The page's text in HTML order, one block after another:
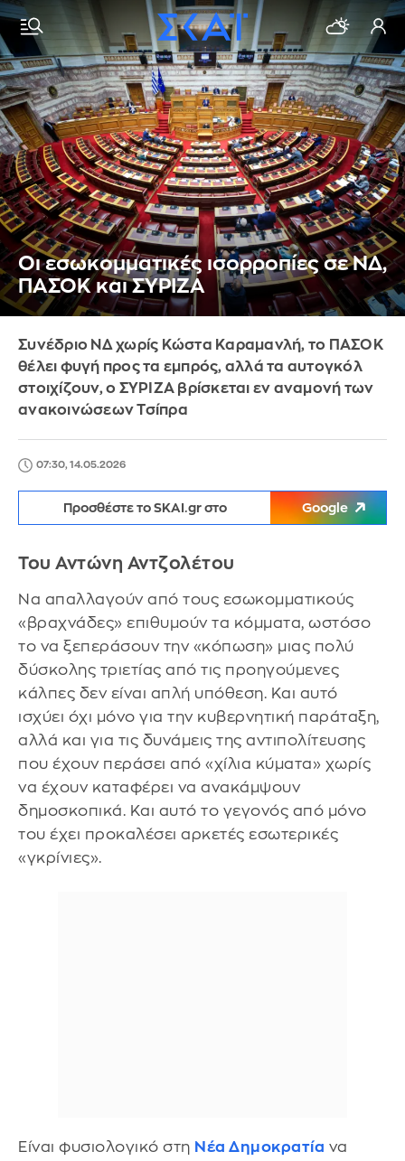
Οι εσωκομματικές ισορροπίες σε ΝΔ,
ΠΑΣΟΚ και ΣΥΡΙΖΑ
Συνέδριο ΝΔ χωρίς Κώστα Καραμανλή, το ΠΑΣΟΚ
θέλει φυγή προς τα εμπρός, αλλά τα αυτογκόλ
στοιχίζουν, ο ΣΥΡΙΖΑ βρίσκεται εν αναμονή των
ανακοινώσεων Τσίπρα
07:30, 14.05.2026
Προσθέστε το SKAI.gr στο Google
Του Αντώνη Αντζολέτου
Να απαλλαγούν από τους εσωκομματικούς
«βραχνάδες» επιθυμούν τα κόμματα, ωστόσο
το να ξεπεράσουν την «κόπωση» μιας πολύ
δύσκολης τριετίας από τις προηγούμενες
κάλπες δεν είναι απλή υπόθεση. Και αυτό
ισχύει όχι μόνο για την κυβερνητική παράταξη,
αλλά και για τις δυνάμεις της αντιπολίτευσης
που έχουν περάσει από «χίλια κύματα» χωρίς
να έχουν καταφέρει να ανακάμψουν
δημοσκοπικά. Και αυτό το γεγονός από μόνο
του έχει προκαλέσει αρκετές εσωτερικές
«γκρίνιες».
Είναι φυσιολογικό στη Νέα Δημοκρατία να